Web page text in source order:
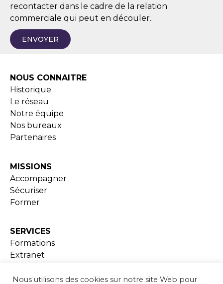
recontacter dans le cadre de la relation
commerciale qui peut en découler.
ENVOYER
NOUS CONNAITRE
Historique
Le réseau
Notre équipe
Nos bureaux
Partenaires
MISSIONS
Accompagner
Sécuriser
Former
SERVICES
Formations
Extranet
Nous utilisons des cookies sur notre site Web pour